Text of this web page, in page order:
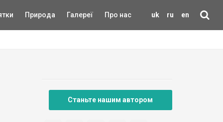
uk ru en
Природа Галереї Про нас
Станьте нашим автором